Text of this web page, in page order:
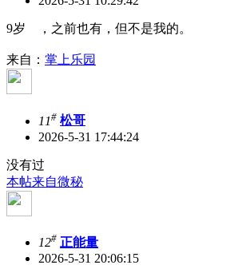
9岁 ，之前也有，但不是我的。
来自： 掌上乐园
11# 松哥
2026-5-31 17:44:24
没有过
本帖来自微秘
12# 正能量
2026-5-31 20:06:15